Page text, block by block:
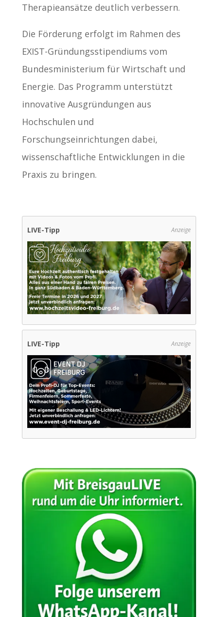
Therapieansätze deutlich verbessern.
Die Förderung erfolgt im Rahmen des
EXIST-Gründungsstipendiums vom
Bundesministerium für Wirtschaft und
Energie. Das Programm unterstützt
innovative Ausgründungen aus
Hochschulen und
Forschungseinrichtungen dabei,
wissenschaftliche Entwicklungen in die
Praxis zu bringen.
LIVE-Tipp Anzeige
LIVE-Tipp Anzeige